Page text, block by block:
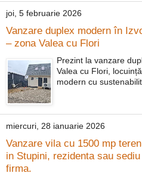
joi, 5 februarie 2026
Vanzare duplex modern în
– zona Valea cu Flori
Prezint la vanzare
Valea cu Flori,
modern cu
miercuri, 28 ianuarie 2026
Vanzare vila cu 1500 mp
in Stupini, rezidenta sau sediu
firma.